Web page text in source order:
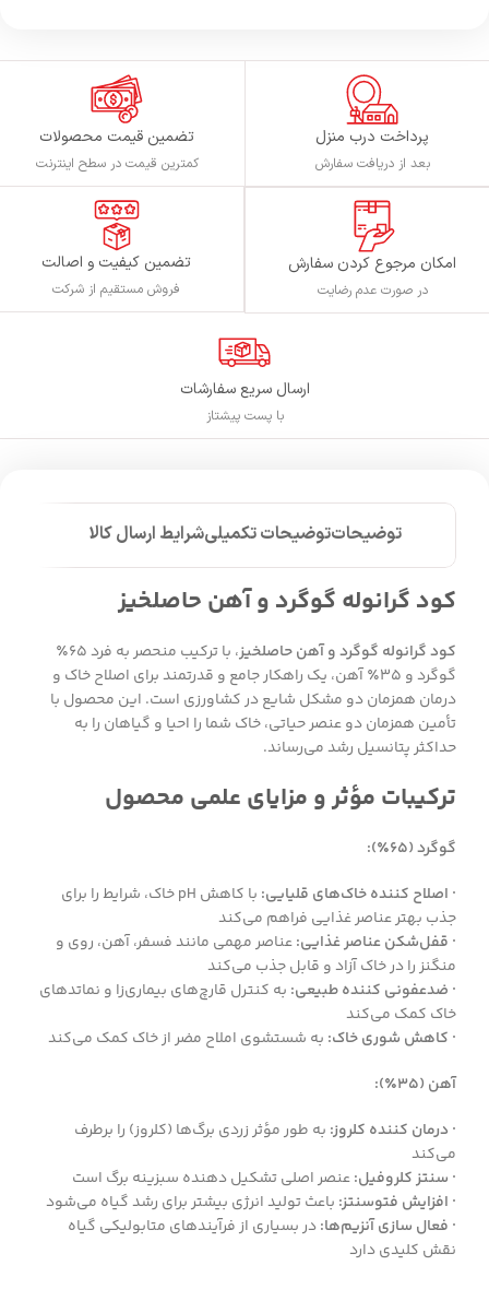
پرداخت درب منزل
بعد از دریافت سفارش
تضمین قیمت محصولات
کمترین قیمت در سطح اینترنت
امکان مرجوع کردن سفارش
در صورت عدم رضایت
تضمین کیفیت و اصالت
فروش مستقیم از شرکت
ارسال سریع سفارشات
با پست پیشتاز
توضیحاتتوضیحات تکمیلیشرایط ارسال کالا
کود گرانوله گوگرد و آهن حاصلخیز
کود گرانوله گوگرد و آهن حاصلخیز
، با ترکیب منحصر به فرد ۶۵٪
گوگرد و ۳۵٪ آهن، یک راهکار جامع و قدرتمند برای اصلاح خاک و
درمان همزمان دو مشکل شایع در کشاورزی است. این محصول با
تأمین همزمان دو عنصر حیاتی، خاک شما را احیا و گیاهان را به
حداکثر پتانسیل رشد می‌رساند.
ترکیبات مؤثر و مزایای علمی محصول
گوگرد (۶۵٪):
· اصلاح کننده خاک‌های قلیایی:
با کاهش pH خاک، شرایط را برای
جذب بهتر عناصر غذایی فراهم می‌کند
· قفل‌شکن عناصر غذایی:عناصر مهمی مانند فسفر، آهن، روی و
منگنز را در خاک آزاد و قابل جذب می‌کند
· ضدعفونی کننده طبیعی: به کنترل قارچ‌های بیماری‌زا و نماتدهای
خاک کمک می‌کند
· کاهش شوری خاک: به شستشوی املاح مضر از خاک کمک می‌کند
آهن (۳۵٪):
· درمان کننده کلروز: به طور مؤثر زردی برگ‌ها (کلروز) را برطرف
می‌کند
· سنتز کلروفیل:عنصر اصلی تشکیل دهنده سبزینه برگ است
· افزایش فتوسنتز: باعث تولید انرژی بیشتر برای رشد گیاه می‌شود
· فعال سازی آنزیم‌ها:در بسیاری از فرآیندهای متابولیکی گیاه
نقش کلیدی دارد